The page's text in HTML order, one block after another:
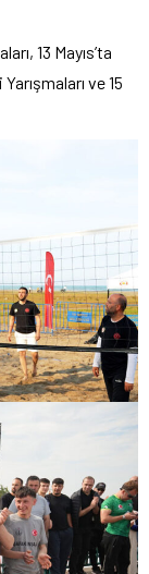
13 Mayıs’ta
ve 15